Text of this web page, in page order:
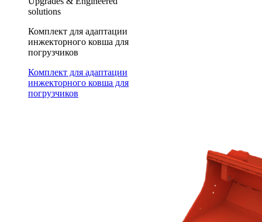
solutions
Комплект для адаптации
инжекторного ковша для
погрузчиков
Комплект для адаптации
инжекторного ковша для
погрузчиков